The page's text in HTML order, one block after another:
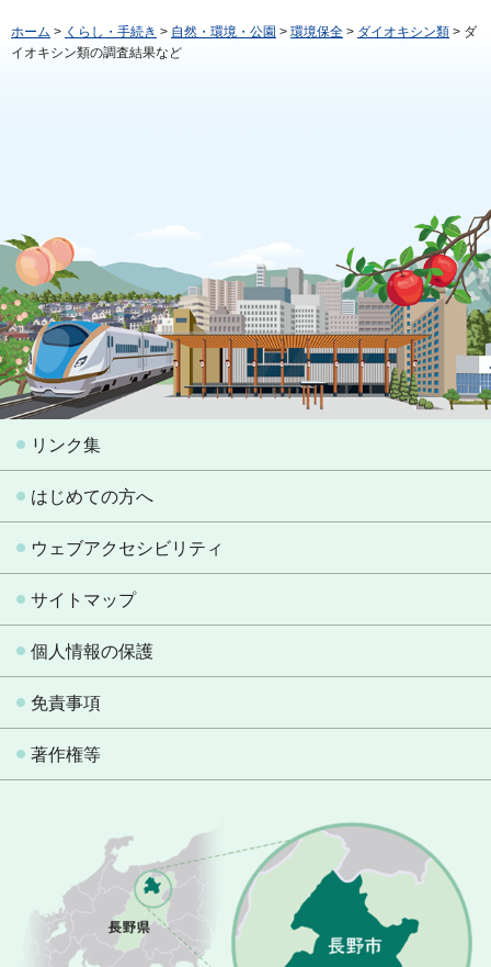
ホーム > くらし・手続き > 自然・環境・公園 > 環境保全 > ダイオキシン類 > ダ
イオキシン類の調査結果など
リンク集
はじめての方へ
ウェブアクセシビリティ
サイトマップ
個人情報の保護
免責事項
著作権等